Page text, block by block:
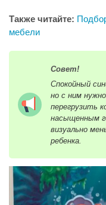
Также читайте:
мебели
Совет!
Спокойный
но с ним
перегрузить
насыщенным
визуально
ребенка.